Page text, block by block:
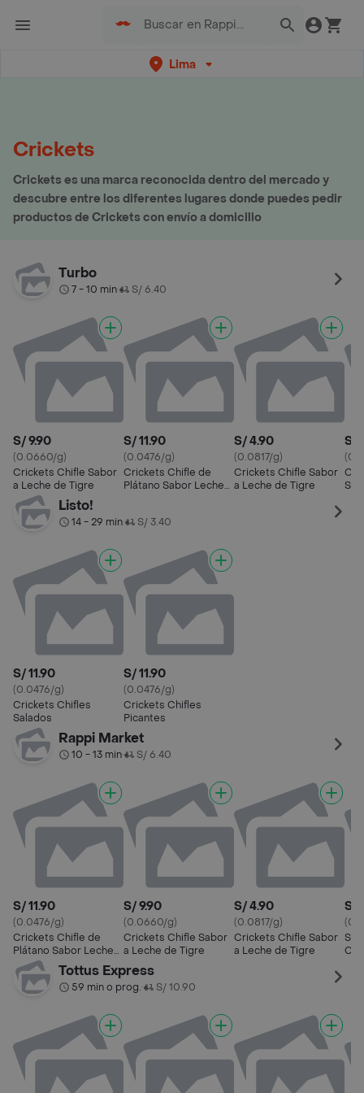
Lima
Crickets
Crickets es una marca reconocida dentro del mercado y
descubre entre los diferentes lugares donde puedes pedir
productos de Crickets con envío a domicilio
Turbo
7 - 10 min• S/ 6.40
S/ 9.90
(0.0660/g)
Crickets Chifle Sabor
a Leche de Tigre
S/ 11.90
(0.0476/g)
Crickets Chifle de
Plátano Sabor Leche
S/ 4.90
(0.0817/g)
Crickets Chifle Sabor
a Leche de Tigre
S/
Listo!
14 - 29 min• S/ 3.40
S/ 11.90
(0.0476/g)
Crickets Chifles
Salados
S/ 11.90
(0.0476/g)
Crickets Chifles
Picantes
Rappi Market
10 - 13 min• S/ 6.40
S/ 11.90
(0.0476/g)
Crickets Chifle de
Plátano Sabor Leche
de Tigre
S/ 9.90
(0.0660/g)
Crickets Chifle Sabor
a Leche de Tigre
S/ 4.90
(0.0817/g)
Crickets Chifle Sabor
a Leche de Tigre
S/
Tottus Express
59 min o prog.• S/ 10.90